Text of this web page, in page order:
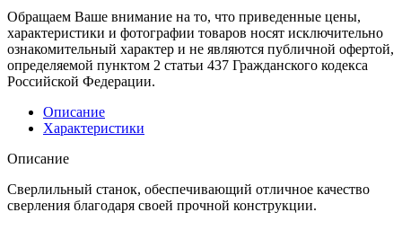
Обращаем Ваше внимание на то, что приведенные цены,
характеристики и фотографии товаров носят исключительно
ознакомительный характер и не являются публичной офертой,
определяемой пунктом 2 статьи 437 Гражданского кодекса
Российской Федерации.
Описание
Характеристики
Описание
Сверлильный станок, обеспечивающий отличное качество
сверления благодаря своей прочной конструкции.